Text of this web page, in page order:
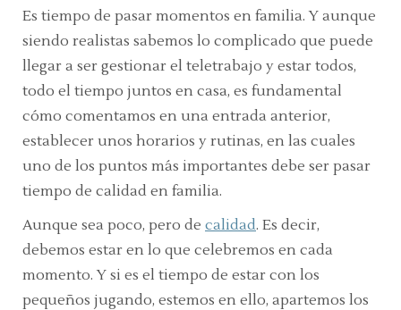
Es tiempo de pasar momentos en familia. Y aunque
siendo realistas sabemos lo complicado que puede
llegar a ser gestionar el teletrabajo y estar todos,
todo el tiempo juntos en casa, es fundamental
cómo comentamos en una entrada anterior,
establecer unos horarios y rutinas, en las cuales
uno de los puntos más importantes debe ser pasar
tiempo de calidad en familia.
Aunque sea poco, pero de calidad. Es decir,
debemos estar en lo que celebremos en cada
momento. Y si es el tiempo de estar con los
pequeños jugando, estemos en ello, apartemos los